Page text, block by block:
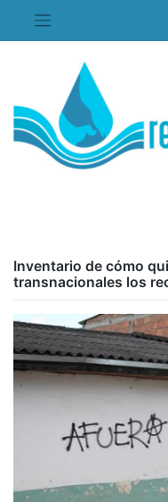
contenido
Inventario de cómo
transnacionales los